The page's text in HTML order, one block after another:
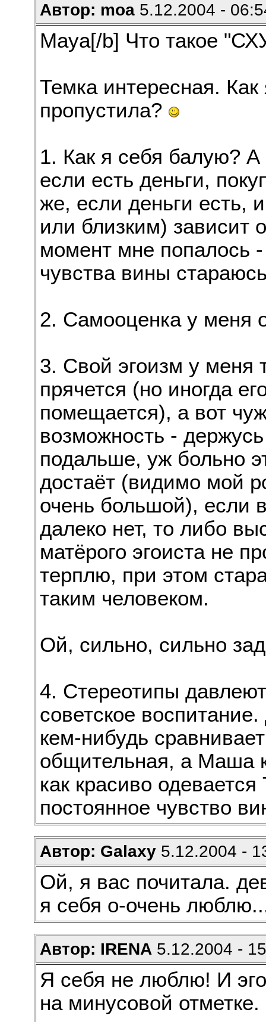
Автор: moa5.12.2004 -
Maya[/b] Что такое
Темка интересная.
пропустила?
1. Как я себя балую? А
если есть деньги,
же, если деньги есть,
или близким) зависит
момент мне попалось
чувства вины
2. Самооценка у меня
3. Свой эгоизм у меня
прячется (но иногда
помещается), а вот
возможность -
подальше, уж больно
достаёт (видимо мой
очень большой), если
далеко нет, то либо
матёрого эгоиста не
терплю, при этом
таким человеком.
Ой, сильно, сильно
4. Стереотипы
советское
кем-нибудь
общительная, а Маша
как красиво
постоянное чувство
Автор: Galaxy5.12.2004 -
Ой, я вас почитала.
я себя о-очень
Автор: IRENA 5.12.2004 -
Я себя не люблю! И
на минусовой отметке.